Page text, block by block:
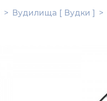
Вудилища [ Вудки ]